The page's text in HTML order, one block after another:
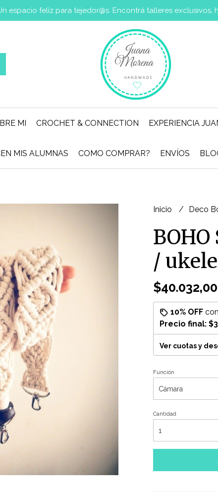
espacio felíz para tejedor@s. Encontrá talleres
MI CROCHET & CONNECTION EXPERIENCIA
MIS ALUMNAS COMO COMPRAR? ENVÍOS
Inicio Deco
/
$40.032,00
10% OFF con
Precio final:
Ver cuotas y
Función
Cantidad